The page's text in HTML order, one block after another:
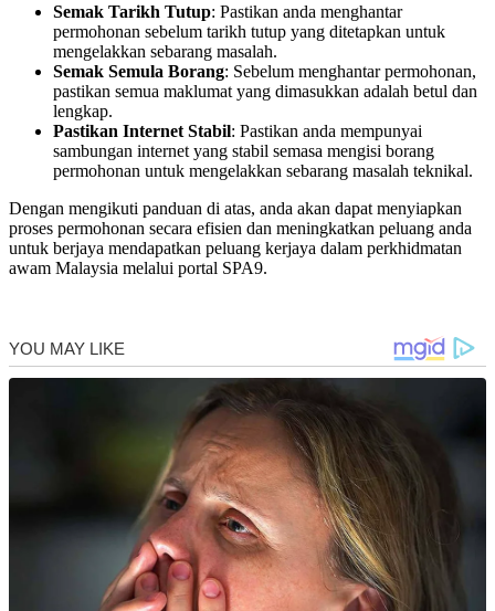
Semak Tarikh Tutup: Pastikan anda menghantar
permohonan sebelum tarikh tutup yang ditetapkan untuk
mengelakkan sebarang masalah.
Semak Semula Borang: Sebelum menghantar permohonan,
pastikan semua maklumat yang dimasukkan adalah betul dan
lengkap.
Pastikan Internet Stabil: Pastikan anda mempunyai
sambungan internet yang stabil semasa mengisi borang
permohonan untuk mengelakkan sebarang masalah teknikal.
Dengan mengikuti panduan di atas, anda akan dapat menyiapkan
proses permohonan secara efisien dan meningkatkan peluang anda
untuk berjaya mendapatkan peluang kerjaya dalam perkhidmatan
awam Malaysia melalui portal SPA9.